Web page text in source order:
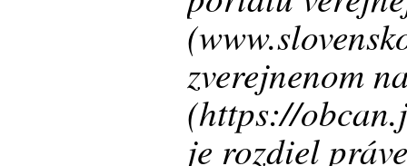
zverejnenom
(https://
je rozdiel